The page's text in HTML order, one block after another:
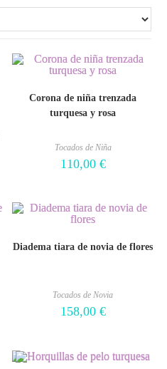
Corona de niña trenzada
turquesa y rosa
Tocados de Niña
110,00 €
Diadema tiara de novia de flores
Tocados de Novia
158,00 €